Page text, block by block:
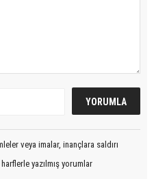
veya imalar, inançlara saldırı
yazılmış yorumlar